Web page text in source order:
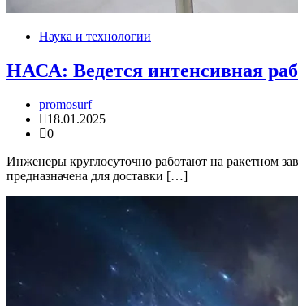
Наука и технологии
НАСА: Ведется интенсивная
promosurf
18.01.2025
0
Инженеры круглосуточно работают на ракетном
предназначена для доставки […]